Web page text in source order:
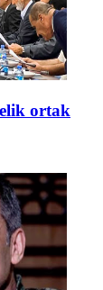
ortak